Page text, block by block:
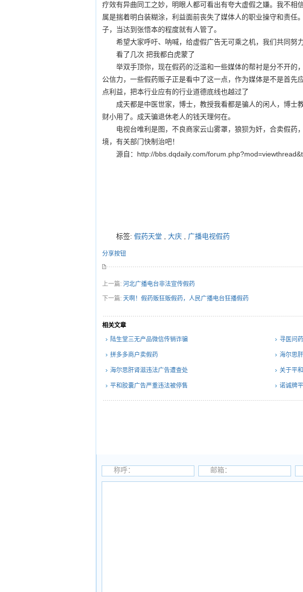
疗效有异曲同工之妙，明眼人都可看出有夸大虚假之嫌。我不相
属是揣着明白装糊涂，利益面前丧失了媒体人的职业操守和责任
子，当达到张悟本的程度就有人管了。
希望大家呼吁、呐喊，给虚假广告无可乘之机，我们共同努
看了几次 把我都白虎蒙了
举双手顶你，现在假药的泛滥和一些媒体的帮衬是分不开的
公信力，一些假药贩子正是看中了这一点，作为媒体是不是首先
点利益，把本行业应有的行业道德底线也越过了
成天都是中医世家，博士，教授我看都是骗人的闲人，博士
财小用了。成天骗退休老人的钱天理何在。
电视台唯利是图，不良商家云山雾罩，狼狈为奸，合卖假药
境，有关部门快制治吧！
源自：http://bbs.dqdaily.com/
标签: 假药天堂 大庆 广播电视假药
分享按钮
上一篇: 河北广播电台非法宣传假药
下一篇: 天啊！假药贩狂贩假药，人民广播电台狂播假药
相关文章
陆生堂三无产品微信传销诈骗
寻医问
破人散
拼多多商户卖假药 海尔思
海尔思肝肾滋违法广告遭查处 关于平
平和胶囊广告严重违法被停售 诺诚牌
称呼： 邮箱：